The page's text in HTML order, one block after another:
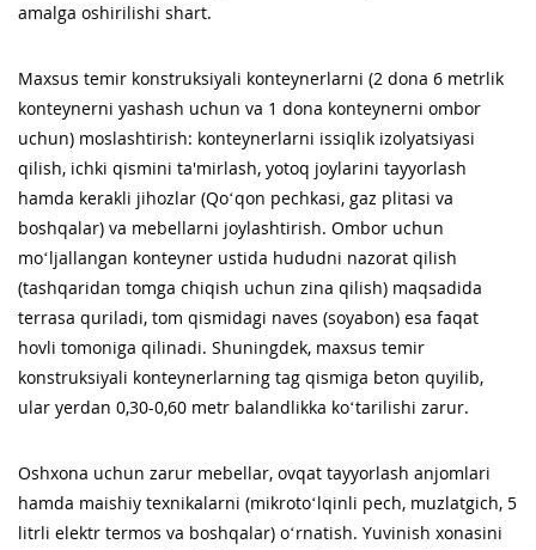
amalga oshirilishi shart.
Maxsus temir konstruksiyali konteynerlarni (2 dona 6 metrlik
konteynerni yashash uchun va 1 dona konteynerni ombor
uchun) moslashtirish: konteynerlarni issiqlik izolyatsiyasi
qilish, ichki qismini ta'mirlash, yotoq joylarini tayyorlash
hamda kerakli jihozlar (Qo‘qon pechkasi, gaz plitasi va
boshqalar) va mebellarni joylashtirish. Ombor uchun
mo‘ljallangan konteyner ustida hududni nazorat qilish
(tashqaridan tomga chiqish uchun zina qilish) maqsadida
terrasa quriladi, tom qismidagi naves (soyabon) esa faqat
hovli tomoniga qilinadi. Shuningdek, maxsus temir
konstruksiyali konteynerlarning tag qismiga beton quyilib,
ular yerdan 0,30-0,60 metr balandlikka ko‘tarilishi zarur.
Oshxona uchun zarur mebellar, ovqat tayyorlash anjomlari
hamda maishiy texnikalarni (mikroto‘lqinli pech, muzlatgich, 5
litrli elektr termos va boshqalar) o‘rnatish. Yuvinish xonasini